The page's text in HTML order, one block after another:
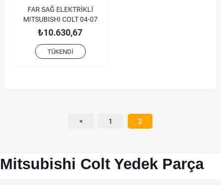
FAR SAĞ ELEKTRİKLİ
MITSUBISHI COLT 04-07
₺10.630,67
TÜKENDI
< 1 2
Mitsubishi Colt Yedek Parça